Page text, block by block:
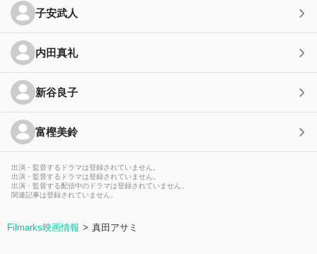
子安武人
内田真礼
新谷良子
富樫美鈴
出演・監督するドラマは登録されていません。
出演・監督するドラマは登録されていません。
出演・監督する配信中のドラマは登録されていません。
関連記事は登録されていません。
Filmarks映画情報 真田アサミ